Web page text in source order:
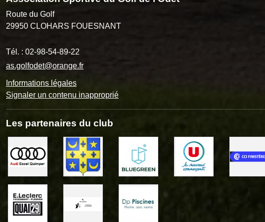
Route du Golf
29950 CLOHARS FOUESNANT
Tél. : 02-98-54-89-22
as.golfodet@orange.fr
Informations légales
Signaler un contenu inapproprié
Les partenaires du club